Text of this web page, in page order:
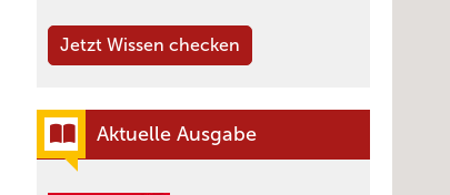
Jetzt Wissen checken
Aktuelle Ausgabe